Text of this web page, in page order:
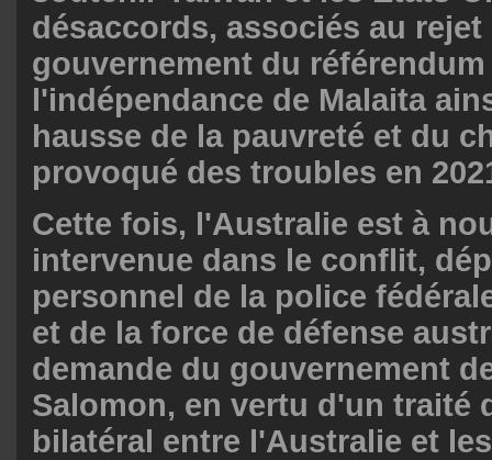
désaccords, associés au rejet
gouvernement du
l'indépendance de Malaita
hausse de la pauvreté et du
provoqué des troubles en
Cette fois, l'Australie est à
intervenue dans le conflit,
personnel de la police
et de la force de défense
demande du gouvernement
Salomon, en vertu d'un traité
bilatéral entre l'Australie et